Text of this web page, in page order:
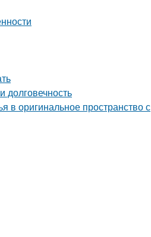
долговечность
в оригинальное пространство с